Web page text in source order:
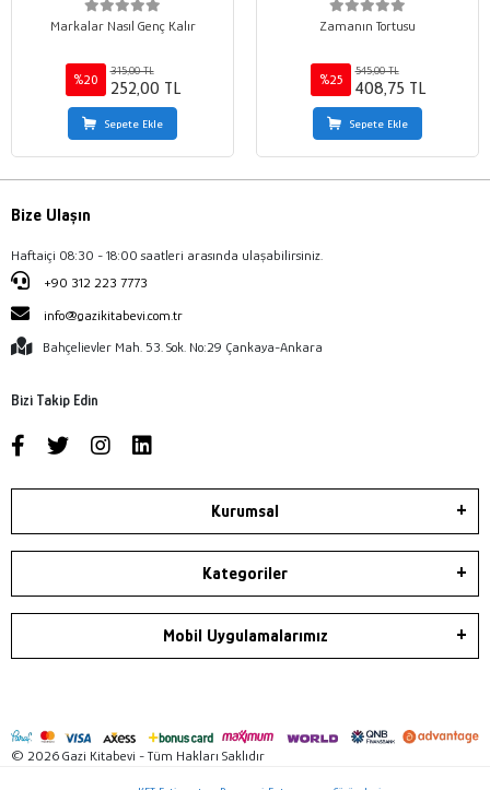
Markalar Nasıl Genç Kalır
%20
315,00 TL
252,00 TL
Sepete Ekle
Zamanın Tortusu
%25
545,00 TL
408,75 TL
Sepete Ekle
Bize Ulaşın
Haftaiçi 08:30 - 18:00 saatleri arasında ulaşabilirsiniz.
+90 312 223 7773
info@gazikitabevi.com.tr
Bahçelievler Mah. 53. Sok. No:29 Çankaya-Ankara
Bizi Takip Edin
Kurumsal
Kategoriler
Mobil Uygulamalarımız
© 2026 Gazi Kitabevi - Tüm Hakları Saklıdır